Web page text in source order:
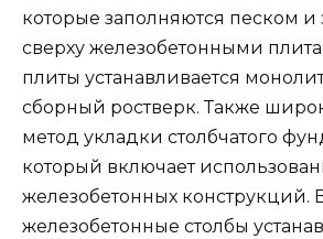
которые заполняются песком и
сверху железобетонными
плиты устанавливается
сборный ростверк. Также
метод укладки столбчатого
который включает
железобетонных конструкций.
железобетонные столбы